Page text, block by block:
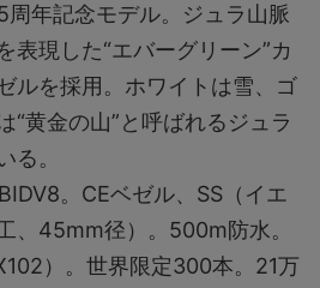
周年記念モデル。ジュラ山脈
表現した“エバーグリーン”カ
ルを採用。ホワイトは雪、ゴ
“黄金の山”と呼ばれるジュラ
る。
。CEベゼル、SS（イエ
、45mm径）。500m防水。
）。世界限定300本。21万